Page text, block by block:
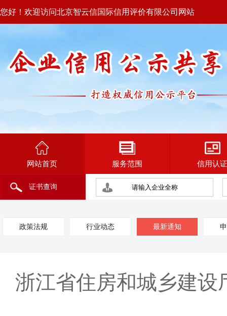
您好！欢迎访问北京智云信国际信用评价有限公司网站
网站首页 服务范围 信用认证
证书查询
政策法规 行业动态 最新通知
浙江省住房和城乡建设